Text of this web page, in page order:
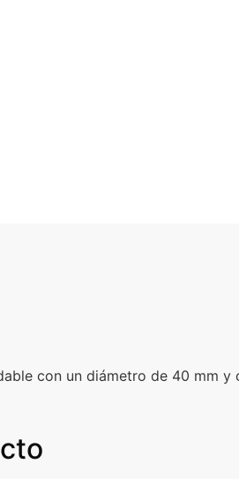
con un diámetro de 40 mm y